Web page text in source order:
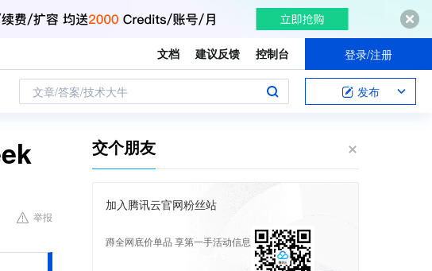
文档 建议反馈 控制台 登录/注册
文章/答案/技术大牛 发布
举报
交个朋友
加入腾讯云官网粉丝站
蹲全网底价单品 享第一手活动信息